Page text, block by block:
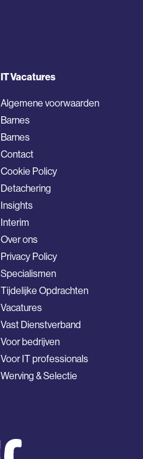
IT Vacatures
Algemene voorwaarden
Barnes
Barnes
Contact
Cookie Policy
Detachering
Insights
Interim
Over ons
Privacy Policy
Specialismen
Tijdelijke Opdrachten
Vacatures
Vast Dienstverband
Voor bedrijven
Voor IT professionals
Werving & Selectie